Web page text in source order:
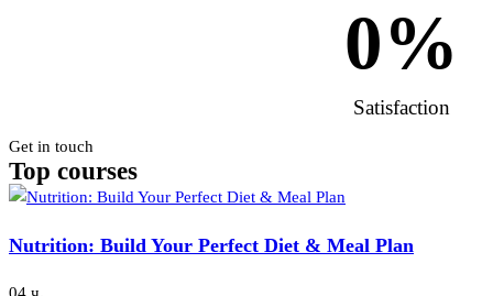
0%
Satisfaction
Get in touch
Top courses
Nutrition: Build Your Perfect Diet & Meal Plan